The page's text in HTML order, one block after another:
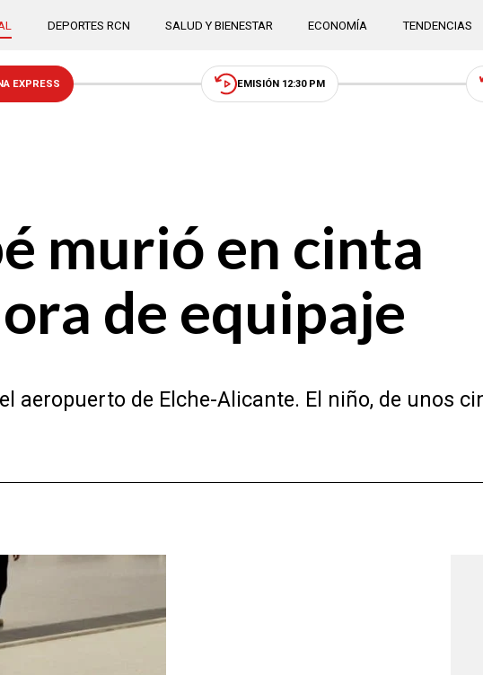
DEPORTES RCN SALUD Y BIENESTAR ECONOMÍA TENDENCIAS
EXPRESS EMISIÓN 12:30 PM
murió en cinta
de equipaje
aeropuerto de Elche-Alicante. El niño, de unos